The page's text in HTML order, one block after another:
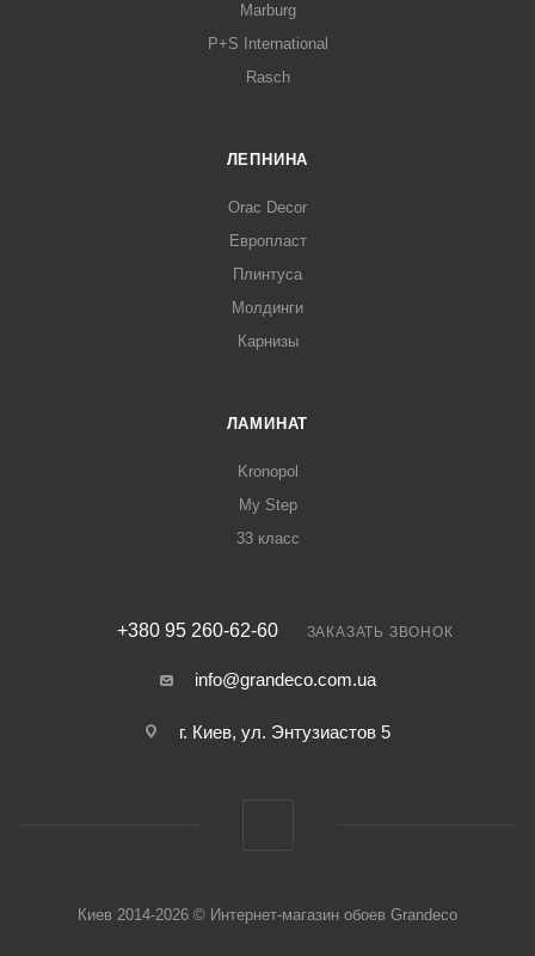
Marburg
P+S International
Rasch
ЛЕПНИНА
Orac Decor
Европласт
Плинтуса
Молдинги
Карнизы
ЛАМИНАТ
Kronopol
My Step
33 класс
+380 95 260-62-60 ЗАКАЗАТЬ ЗВОНОК
info@grandeco.com.ua
г. Киев, ул. Энтузиастов 5
Киев 2014-2026 © Интернет-магазин обоев Grandeco